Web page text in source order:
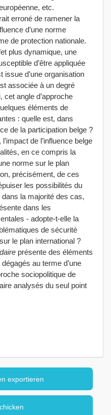
exportieren
etc.
erroné de ramener la
d’une norme
de protection nationale.
plus dynamique, une
d’être appliquée
issue d’une organisation
associée à un degré
cet angle d’approche
éléments de
: quelle est, dans
de la participation belge ?
de l’influence belge
en ce compris la
norme sur le plan
précisément, de ces
les possibilités du
la majorité des cas,
dans les
- adopte-t-elle la
de sécurité
le plan international ?
présente des éléments
au terme d’une
sociopolitique de
analysés du seul point